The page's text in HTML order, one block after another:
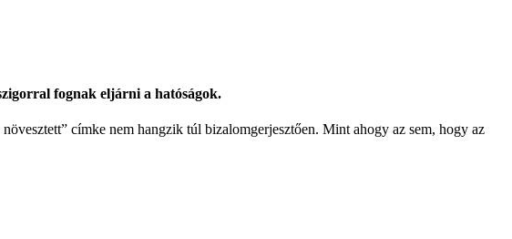
fognak eljárni a hatóságok.
címke nem hangzik túl bizalomgerjesztően. Mint ahogy az sem, hogy az